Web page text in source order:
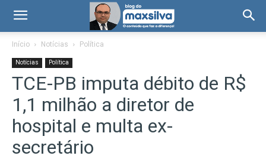
Início Notícias Política
Notícias Política
TCE-PB imputa débito de R$
1,1 milhão a diretor de
hospital e multa ex-
secretário